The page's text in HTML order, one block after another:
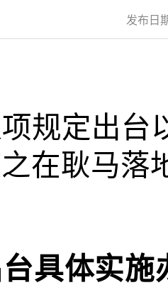
发布日
规定出台
在耿马落
具体实施